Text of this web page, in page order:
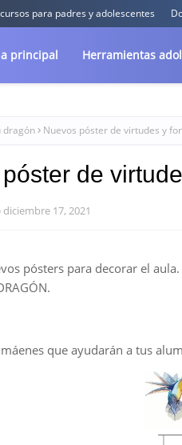
para padres y adolescentes
principal Herramientas
dragón Nuevos póster de virtudes y
de
diciembre 17, 2021
pósters para decorar el
que ayudarán a tus